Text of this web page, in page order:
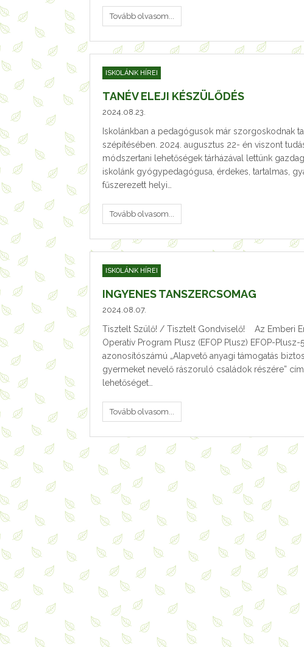
Tovább olvasom...
ISKOLÁNK HÍREI
TANÉV ELEJI KÉSZÜLŐDÉS
2024.08.23.
Iskolánkban a pedagógusok már szorgoskodnak
szépítésében. 2024. augusztus 22- én viszont
módszertani lehetőségek tárházával lettünk
iskolánk gyógypedagógusa, érdekes, tartalmas,
fűszerezett helyi…
Tovább olvasom...
ISKOLÁNK HÍREI
INGYENES TANSZERCSOMAG
2024.08.07.
Tisztelt Szülő! / Tisztelt Gondviselő! Az Emberi
Operatív Program Plusz (EFOP Plusz) EFOP-
azonosítószámú „Alapvető anyagi támogatás
gyermeket nevelő rászoruló családok részére”
lehetőséget…
Tovább olvasom...